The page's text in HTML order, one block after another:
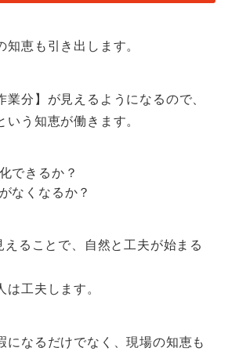
恵も引き出します。
分】が見えるようになるので、
う知恵が働きます。
できるか？
なくなるか？
えることで、自然と工夫が始まる
工夫します。
になるだけでなく、現場の知恵も